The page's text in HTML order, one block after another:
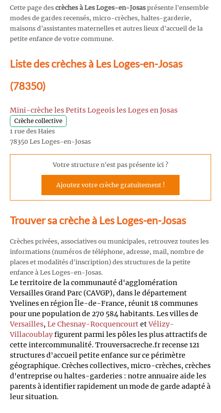
Cette page des crèches à Les Loges-en-Josasprésente l'ensemble
modes de gardes recensés, micro-crèches, haltes-garderie,
maisons d'assistantes maternelles et autres lieux d'accueil de la
petite enfance de votre commune.
Liste des crèches à Les Loges-en-Josas
(78350)
Mini-crèche les Petits Logeois les Loges en Josas
Crèche collective
1 rue des Haies
78350 Les Loges-en-Josas
Votre structure n'est pas présente ici ?
Ajoutez votre crèche gratuitement !
Trouver sa crèche à Les Loges-en-Josas
Crèches privées, associatives ou municipales, retrouvez toutes les
informations (numéros de téléphone, adresse, mail, nombre de
places et modalités d'inscription) des structures de la petite
enfance à Les Loges-en-Josas.
Le territoire de la communauté d'agglomération
Versailles Grand Parc (CAVGP), dans le département
Yvelines en région Île-de-France, réunit 18 communes
pour une population de 270 584 habitants. Les villes de
Versailles, Le Chesnay-RocquencourtetVélizy-
Villacoublayfigurent parmi les pôles les plus attractifs de
cette intercommunalité. Trouversacreche.fr recense 121
structures d'accueil petite enfance sur ce périmètre
géographique. Crèches collectives, micro-crèches, crèches
d'entreprise ou haltes-garderies : notre annuaire aide les
parents à identifier rapidement un mode de garde adapté à
leur situation.